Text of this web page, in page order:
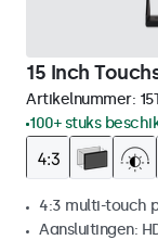
15 Inch
Artikelnummer:
100+ stuks
4:3 multi-touch
Aansluitingen: